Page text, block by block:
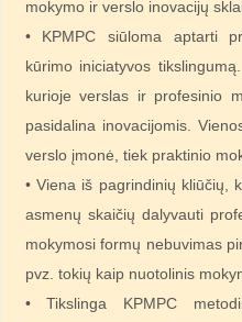
mokymo ir verslo inovacijų
• KPMPC siūloma aptarti
kūrimo iniciatyvos
kurioje verslas ir profesinio
pasidalina inovacijomis.
verslo įmonė, tiek praktinio
• Viena iš pagrindinių kliūčių,
asmenų skaičių dalyvauti
mokymosi formų nebuvimas
pvz. tokių kaip nuotolinis
• Tikslinga KPMPC